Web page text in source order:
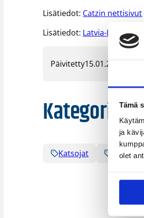
Tämä
ja
olet
Lisätiedot: Catzin nettisivut
Lisätiedot: Latvia-Estonia-
Päivitetty15.01.2016
Kategoriat
Katsojat